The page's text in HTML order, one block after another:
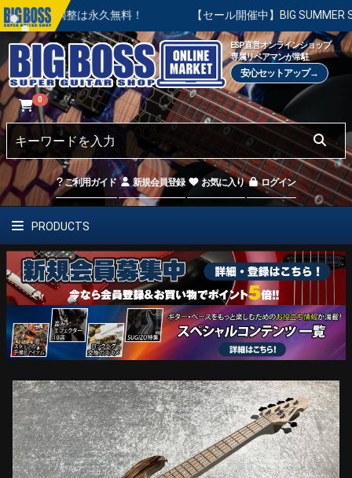
整は永久無料！ 【セール開催中】BIG SUMMER SALE | 対
ESP直営オンラインショップ
専属リペアマンが常駐
安心セットアップ→
0
ご利用ガイド 新規会員登録 お気に入り ログイン
PRODUCTS